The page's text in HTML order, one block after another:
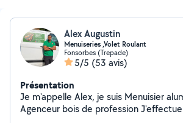
Alex Augustin
Menuiseries ,Volet Roulant
Fonsorbes (Trepade)
5/5 (53 avis)
Présentation
Je m'appelle Alex, je suis Menuisier
Agenceur bois de profession J'effectue: le